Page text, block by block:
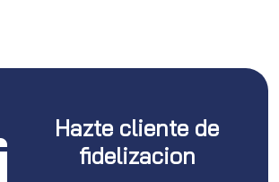
Hazte cliente de
fidelizacion